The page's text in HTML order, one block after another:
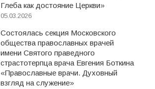
Глеба как достояние Церкви»
05.03.2026
Состоялась секция Московского
общества православных врачей
имени Святого праведного
страстотерпца врача Евгения Боткина
«Православные врачи. Духовный
взгляд на служение»